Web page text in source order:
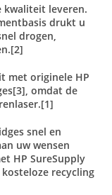
kwaliteit leveren.
drukt u
drogen,
met originele HP
omdat de
snel en
uw wensen
HP SureSupply
recycling